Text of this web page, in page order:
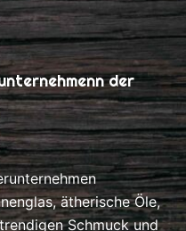
der
ätherische Öle,
Schmuck und